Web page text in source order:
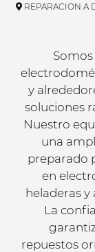
REPARACION A
y
soluciones
Nuestro
una
preparado
en
heladeras y
La
repuestos